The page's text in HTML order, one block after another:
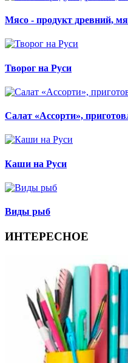
Мясо - продукт древний,
Творог на Руси
Салат «Ассорти»,
Каши на Руси
Виды рыб
ИНТЕРЕСНОЕ